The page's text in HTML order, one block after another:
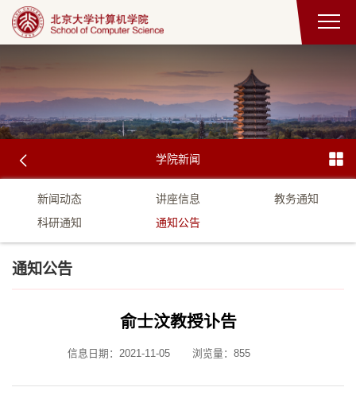
学院新闻
新闻动态 讲座信息
教务通知
科研通知
通知公告
通知公告
俞士汶教授讣告
信息日期：2021-11-05 浏览量： 855